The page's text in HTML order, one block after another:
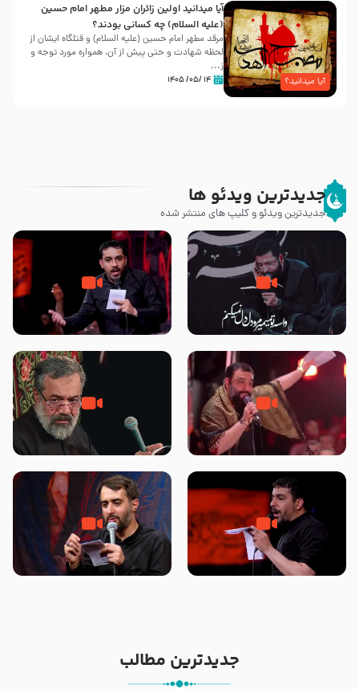
آیا میدانید؟
آیا میدانید اولین زائران مزار مطهر امام حسین
(علیه السلام) چه کسانی بودند؟
مرقد مطهر امام حسین (علیه السلام) و قتلگاه ایشان از
لحظه شهادت و حتی پیش از آن، همواره مورد توجه و
ز...
۱۴ /۰۵/ ۱۴۰۵
جدیدترین ویدئو ها
جدیدترین ویدئو و کلیپ های منتشر شده
مصداق کربلا – حاج حسین سیب
سرخی
شور ، حسینا! به‌ حق زهرا «أُنْظُرْ
إِلَینا» – عزاداری شب هفتم ماه
جانا جانا ابی عبدالله – کربلایی جواد
مقدم – شب هشتم محرم 1448 –
مادر منم مثل تو خمیدم – حاج
محمود کریمی – شهادت حضرت
هیئت رایة العباس علیه السلام
تک ، عبّاس، صاحب دل‌هاست –
حاج حنیف طاهری – عزاداری شب
من غلام نوکراتم من عاشق کربلاتم
– شور زمینه – شب هفتم – محرم
جدیدترین مطالب